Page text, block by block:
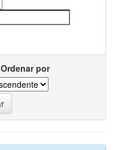
Ordenar por